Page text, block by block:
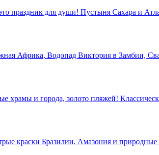
праздник для души! Пустыня Сахара и
Африка, Водопад Виктория в Замбии,
храмы и города, золото пляжей!
краски Бразилии. Амазония и